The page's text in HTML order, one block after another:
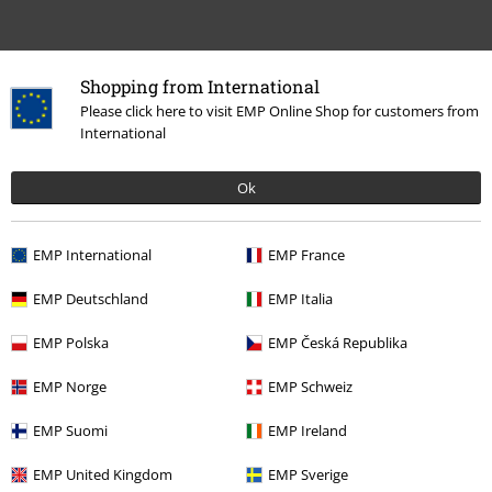
Shopping from International
Please click here to visit EMP Online Shop for customers from
International
Ok
EMP International EMP France
EMP Deutschland EMP Italia
EMP Polska EMP Česká Republika
EMP Norge EMP Schweiz
EMP Suomi EMP Ireland
EMP United Kingdom EMP Sverige
kr 129.95